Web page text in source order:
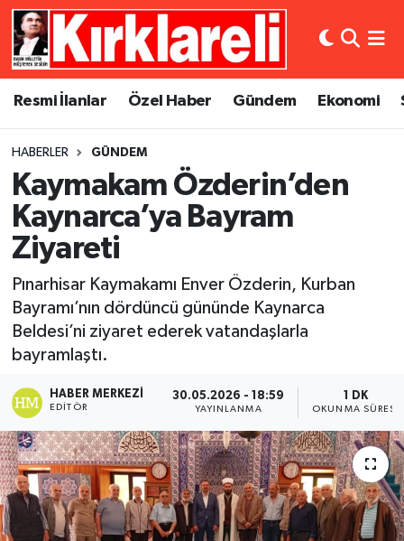
Resmi İlanlar Özel Haber Gündem Ekonomi
HABERLER GÜNDEM
Kaymakam Özderin’den
Kaynarca’ya Bayram
Ziyareti
Pınarhisar Kaymakamı Enver Özderin, Kurban
Bayramı’nın dördüncü gününde Kaynarca
Beldesi’ni ziyaret ederek vatandaşlarla
bayramlaştı.
HABER MERKEZI
EDITÖR
30.05.2026 - 18:59
YAYINLANMA
1 DK
OKUNMA SÜRESI
Resmi İlanlar
Gündem
Siyaset
Spor
Asayiş
Dünya
Kültür Sanat
Magazin
Medya
Sağlık
Künye
Gizlilik Sözleşmesi
Merkez Nöbetçi Eczaneler
Merkez Trafik Yoğunluk Haritası
Süper Lig Puan Durumu ve Fikstür
Tüm Manşetler
Son Dakika Haberleri
Haber Arşivi